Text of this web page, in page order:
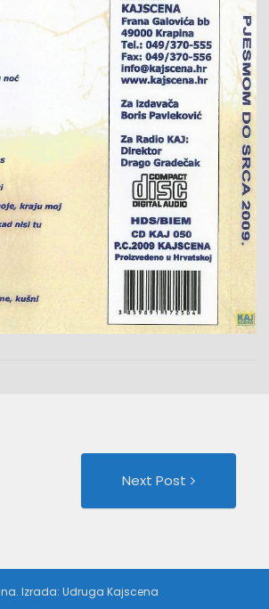
Next Post
Izrada: Udruga Kajscena